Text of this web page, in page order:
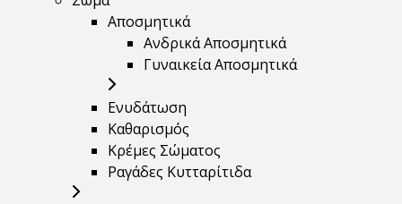
Αποσμητικά
Ανδρικά Αποσμητικά
Γυναικεία Αποσμητικά
Ενυδάτωση
Καθαρισμός
Κρέμες Σώματος
Ραγάδες Κυτταρίτιδα